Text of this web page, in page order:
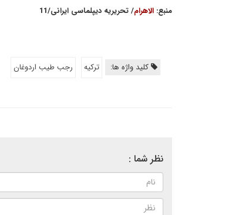
منبع: الاهرام/ تحریریه دیپلماسی ایرانی/11
کلید واژه ها: تركيه رجب طيب اردوغان
نظر شما :